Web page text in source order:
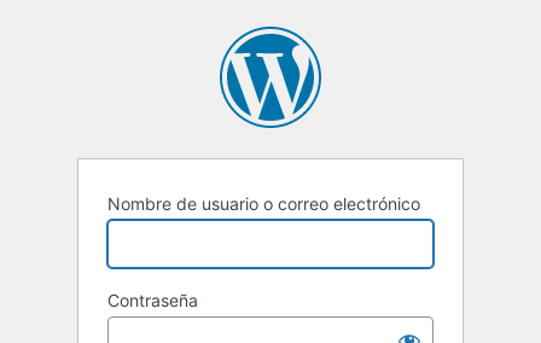
Nombre de usuario o correo electrónico
Contraseña